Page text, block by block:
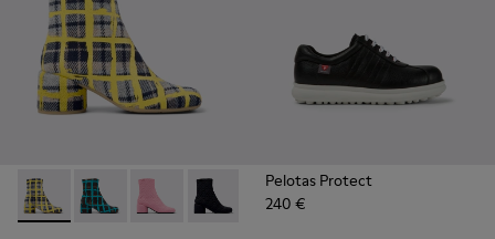
Niki - K400713-004 - Bottes en laine recyclée multicolore
Niki - K400713-003 - Bottes en laine recyclée
Niki - K400713-002
Niki - K400713-001
Pelotas Protect
240 €